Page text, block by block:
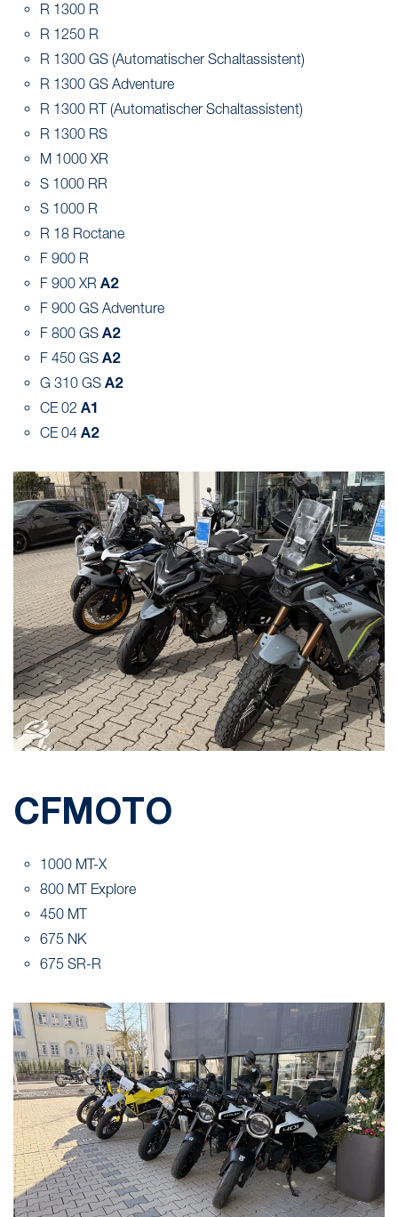
R 1300 R
R 1250 R
R 1300 GS (Automatischer Schaltassistent)
R 1300 GS Adventure
R 1300 RT (Automatischer Schaltassistent)
R 1300 RS
M 1000 XR
S 1000 RR
S 1000 R
R 18 Roctane
F 900 R
F 900 XR A2
F 900 GS Adventure
F 800 GS A2
F 450 GS A2
G 310 GS A2
CE 02 A1
CE 04 A2
CFMOTO
1000 MT-X
800 MT Explore
450 MT
675 NK
675 SR-R